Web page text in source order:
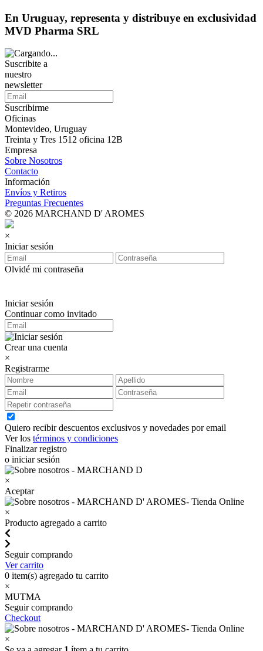
En Uruguay, representa y distribuye en exclusividad
MVD Pharma SRL
Suscribite a
nuestro
newsletter
Suscribirme
Oficinas
Montevideo, Uruguay
Treinta y Tres 1512 oficina 12B
Empresa
Sobre Nosotros
Contacto
Información
Envíos y Retiros
Preguntas Frecuentes
© 2026 MARCHAND D' AROMES
×
Iniciar sesión
Olvidé mi contraseña
Iniciar sesión
Continuar como invitado
Crear una cuenta
×
Registrarme
Quiero recibir descuentos exclusivos y novedades por email
Ver los términos y condiciones
Finalizar registro
o iniciar sesión
×
Aceptar
×
Producto agregado a carrito
Seguir comprando
Ver carrito
0 item(s) agregado tu carrito
×
MUTMA
Seguir comprando
Checkout
×